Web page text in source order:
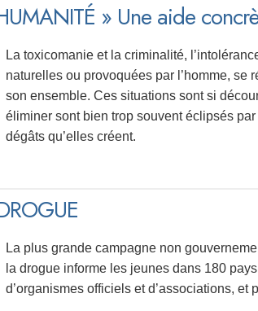
» Une aide
La toxicomanie et la criminalité,
naturelles ou provoquées par l’homme, se
son ensemble. Ces situations sont si
éliminer sont bien trop souvent éclipsés
dégâts qu’elles créent.
La plus grande campagne non
la drogue informe les jeunes dans 180
d’organismes officiels et d’associations, et